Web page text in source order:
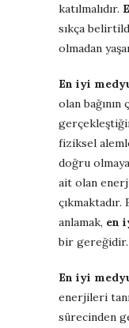
katılmalıdır.
sıkça
olmadan
En iyi
olan
fiziksel
doğru
ait olan
anlamak, en
bir gereğidir.
En iyi
enerjileri
sürecinden